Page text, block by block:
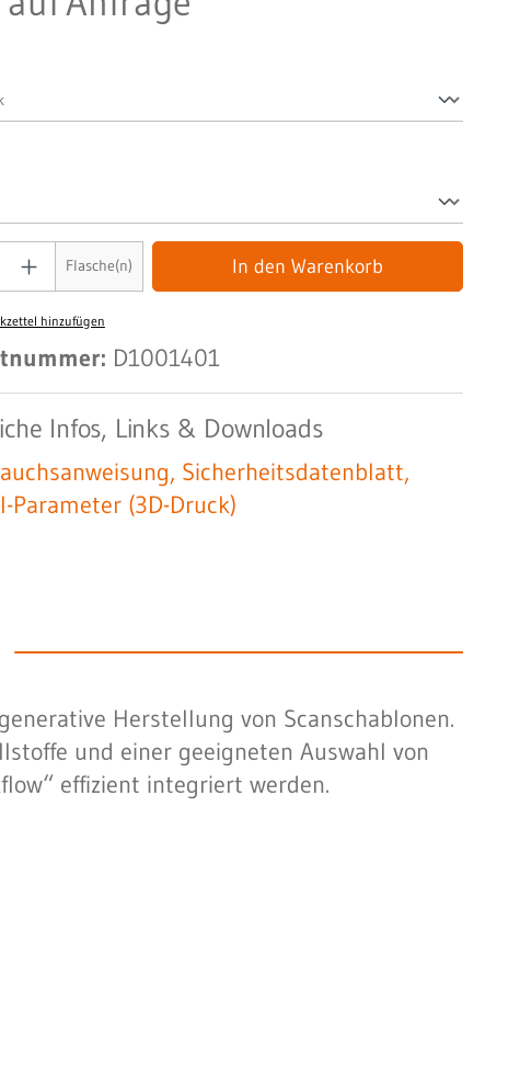
Flasche(n) In den Warenkorb
hinzufügen
D1001401
Infos, Links & Downloads
Sicherheitsdatenblatt,
Parameter (3D-Druck)
Herstellung von Scanschablonen.
und einer geeigneten Auswahl von
effizient integriert werden.